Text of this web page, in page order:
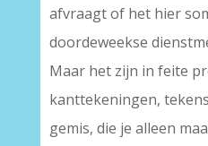
afvraagt of het hier
doordeweekse
Maar het zijn in feite
kanttekeningen,
gemis, die je alleen